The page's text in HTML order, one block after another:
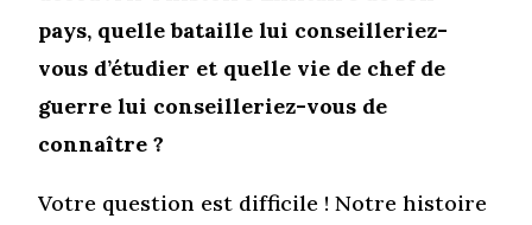
pays, quelle bataille lui conseilleriez-
vous d’étudier et quelle vie de chef de
guerre lui conseilleriez-vous de
connaître ?
Votre question est difficile ! Notre histoire